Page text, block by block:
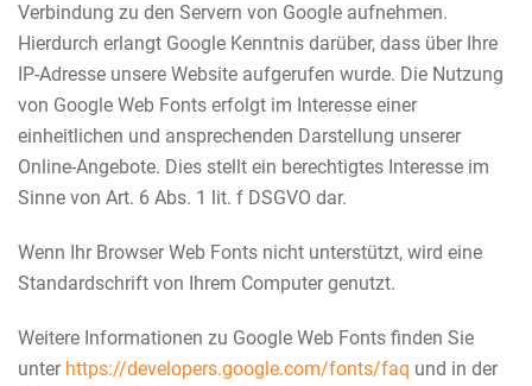
Verbindung zu den Servern von Google aufnehmen.
Hierdurch erlangt Google Kenntnis darüber, dass über Ihre
IP-Adresse unsere Website aufgerufen wurde. Die Nutzung
von Google Web Fonts erfolgt im Interesse einer
einheitlichen und ansprechenden Darstellung unserer
Online-Angebote. Dies stellt ein berechtigtes Interesse im
Sinne von Art. 6 Abs. 1 lit. f DSGVO dar.
Wenn Ihr Browser Web Fonts nicht unterstützt, wird eine
Standardschrift von Ihrem Computer genutzt.
Weitere Informationen zu Google Web Fonts finden Sie
unter https://developers.google.com/fonts/faq und in der